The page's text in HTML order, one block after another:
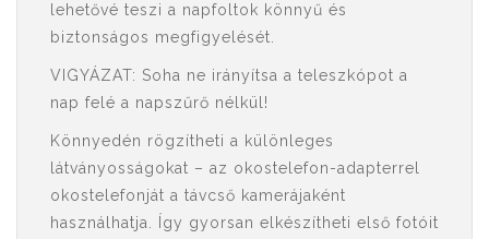
lehetővé teszi a napfoltok könnyű és
biztonságos megfigyelését.
VIGYÁZAT: Soha ne irányítsa a teleszkópot a
nap felé a napszűrő nélkül!
Könnyedén rögzítheti a különleges
látványosságokat – az okostelefon-adapterrel
okostelefonját a távcső kamerájaként
használhatja. Így gyorsan elkészítheti első fotóit